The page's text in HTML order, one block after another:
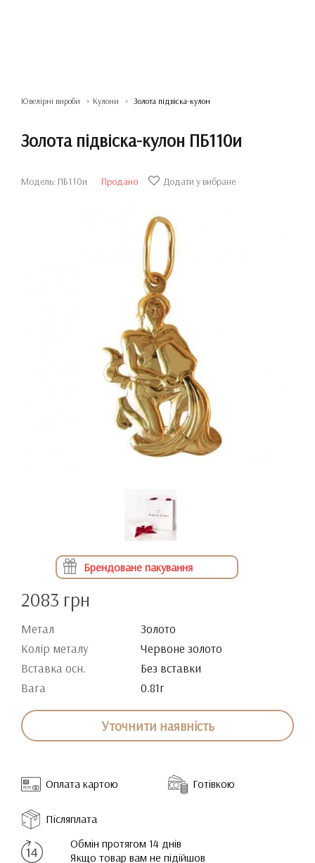
Ювелірні вироби Кулони Золота підвіска-кулон
Золота підвіска-кулон ПБ110и
Модель: ПБ110и Продано Додати у вибране
Брендоване пакування
2083 грн
Метал
Золото
Колір металу
Червоне золото
Вставка осн.
Без вставки
Вага
0.81г
Уточнити наявність
Оплата картою Готівкою
Післяплата
Обмін протягом 14 днів
Якщо товар вам не підійшов